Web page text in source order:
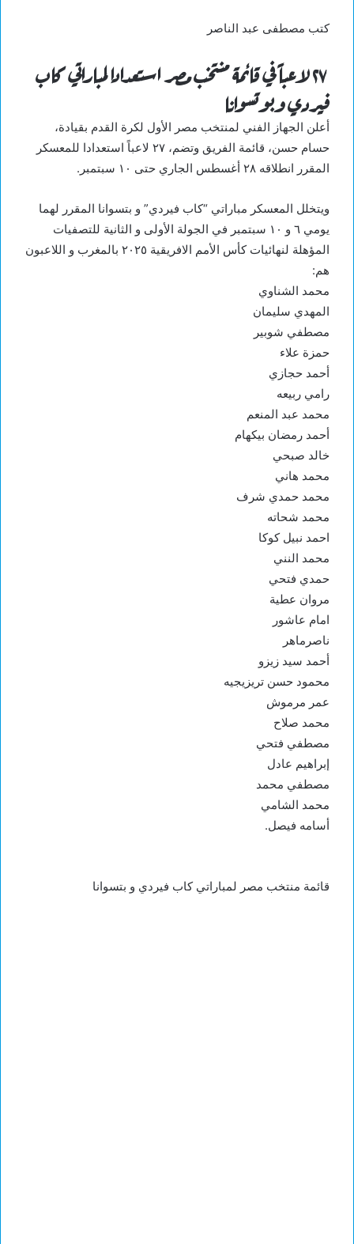
ردكتب مصطفى عبد الناصر
٢٧ لاعباً في قائمة منتخب مصر استعدادا لمباراتي كاب
فيردي وبوتسوانا
أعلن الجهاز الفني لمنتخب مصر الأول لكرة القدم بقيادة،
حسام حسن، قائمة الفريق وتضم، ٢٧ لاعباً استعدادا للمعسكر
المقرر انطلاقه ٢٨ أغسطس الجاري حتى ١٠ سبتمبر.
ويتخلل المعسكر مباراتي “كاب فيردي” و بتسوانا المقرر لهما
يومي ٦ و ١٠ سبتمبر في الجولة الأولى و الثانية للتصفيات
المؤهلة لنهائيات كأس الأمم الافريقية ٢٠٢٥ بالمغرب و اللاعبون
هم:
محمد الشناوي
المهدي سليمان
مصطفي شوبير
حمزة علاء
أحمد حجازي
رامي ربيعه
محمد عبد المنعم
أحمد رمضان بيكهام
خالد صبحي
محمد هاني
محمد حمدي شرف
محمد شحاته
احمد نبيل كوكا
محمد النني
حمدي فتحي
مروان عطية
امام عاشور
ناصرماهر
أحمد سيد زيزو
محمود حسن تريزيجيه
عمر مرموش
محمد صلاح
مصطفي فتحي
إبراهيم عادل
مصطفي محمد
محمد الشامي
أسامه فيصل.
قائمة منتخب مصر لمباراتي كاب فيردي و بتسوانا